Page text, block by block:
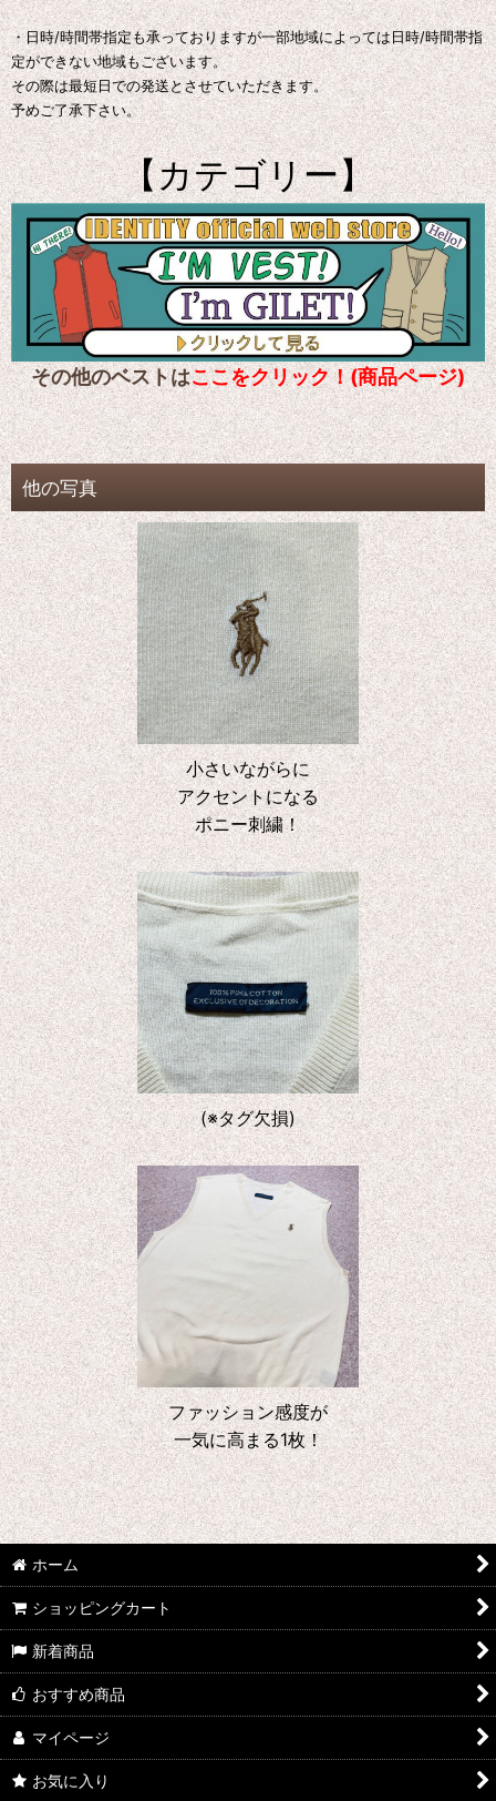
・日時/時間帯指定も承っておりますが一部地域によっては日時/時間帯指
定ができない地域もございます。
その際は最短日での発送とさせていただきます。
予めご了承下さい。
【カテゴリー】
その他のベストはここをクリック！(商品ページ)
他の写真
小さいながらに
アクセントになる
ポニー刺繍！
(※タグ欠損)
ファッション感度が
一気に高まる1枚！
ホーム
ショッピングカート
新着商品
おすすめ商品
マイページ
お気に入り